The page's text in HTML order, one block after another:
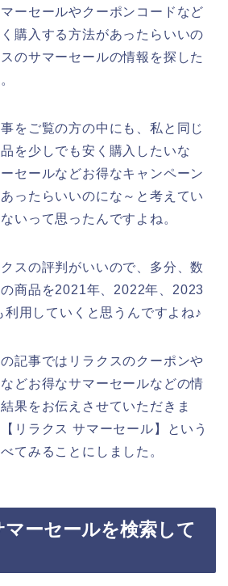
ーセールやクーポンコードなど
購入する方法があったらいいの
のサマーセールの情報を探した
をご覧の方の中にも、私と同じ
を少しでも安く購入したいな
セールなどお得なキャンペーン
ったらいいのにな～と考えてい
いって思ったんですよね。
スの評判がいいので、多分、数
商品を2021年、2022年、2023
用していくと思うんですよね♪
記事ではリラクスのクーポンや
どお得なサマーセールなどの情
果をお伝えさせていただきま
リラクス サマーセール】という
てみることにしました。
マーセールを検索して